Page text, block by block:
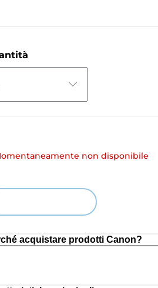
non disponibile
acquistare prodotti Canon?